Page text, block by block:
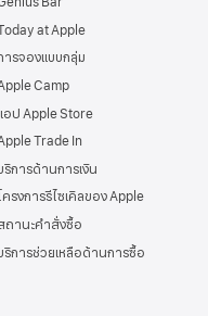
at Apple
ารจองแบบกลุ่ม
Camp
อป Apple Store
Trade In
ริการด้านการเงิน
ครงการรีไซเคิลของ Apple
ถานะคำสั่งซื้อ
ริการช่วยเหลือด้านการซื้อ